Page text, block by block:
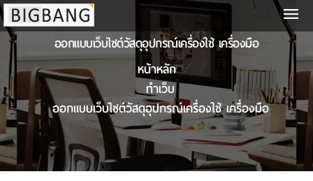
ออกแบบเว็บไซต์วัสดุอุปกรณ์เครื่องใช้ เครื่องมือ
หน้าหลัก
ทำเว็บ
ออกแบบเว็บไซต์วัสดุอุปกรณ์เครื่องใช้ เครื่องมือ